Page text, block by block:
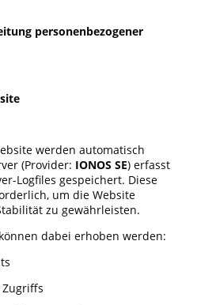
personenbezogener
werden automatisch
(Provider: IONOS SE) erfasst
Logfiles gespeichert. Diese
um die Website
zu gewährleisten.
dabei erhoben werden: